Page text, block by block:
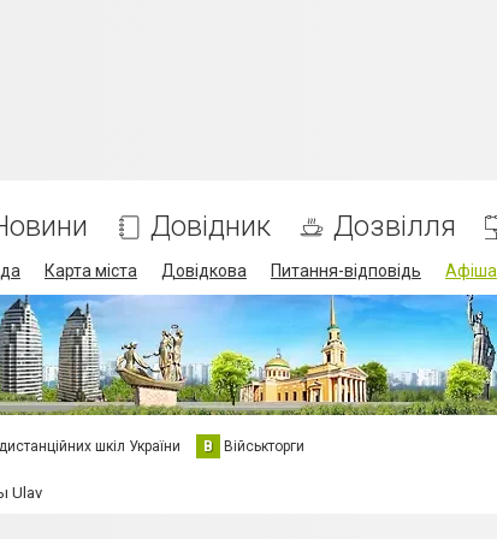
Довідник Дозвілля
Карта міста Довідкова Питання-відповідь Афіша
шкіл України В Військторги
Ulav